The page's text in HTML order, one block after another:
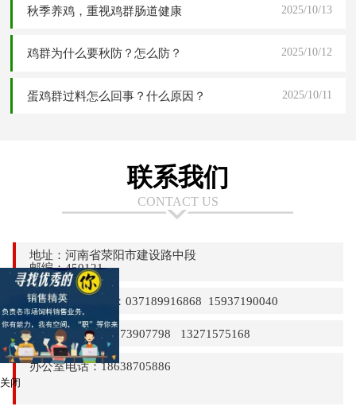
秋季养鸡，重视鸡群肠道健康 2025/10/13
鸡群为什么要秋防？怎么防？ 2025/10/12
蛋鸡群过料怎么回事？什么原因？ 2025/10/11
联系我们
CONTACT US
地址：河南省荥阳市建设路中段
邮编：450121
24小时热线电话：037189916868 15937190040
销售部电话：13373907798 13271575168
办公室电话：18638705886
关闭